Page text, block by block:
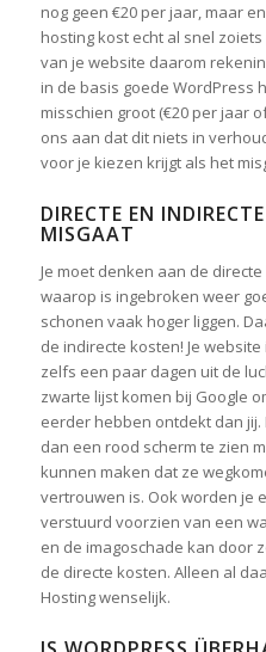
nog geen €20 per jaar, maar
hosting kost echt al snel
van je website daarom
in de basis goede WordPress
misschien groot (€20 per jaar
ons aan dat dit niets in
voor je kiezen krijgt als het
DIRECTE EN
MISGAAT
Je moet denken aan de
waarop is ingebroken weer
schonen vaak hoger liggen.
de indirecte kosten! Je
zelfs een paar dagen uit de
zwarte lijst komen bij Google
eerder hebben ontdekt dan
dan een rood scherm te zien
kunnen maken dat ze
vertrouwen is. Ook worden je
verstuurd voorzien van een
en de imagoschade kan door
de directe kosten. Alleen al
Hosting wenselijk.